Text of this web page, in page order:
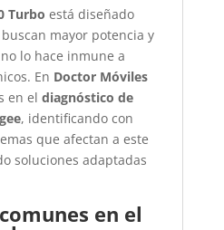
Turbo está diseñado
mayor potencia y
lo hace inmune a
En Doctor Móviles
en el diagnóstico de
, identificando con
que afectan a este
soluciones adaptadas
en el